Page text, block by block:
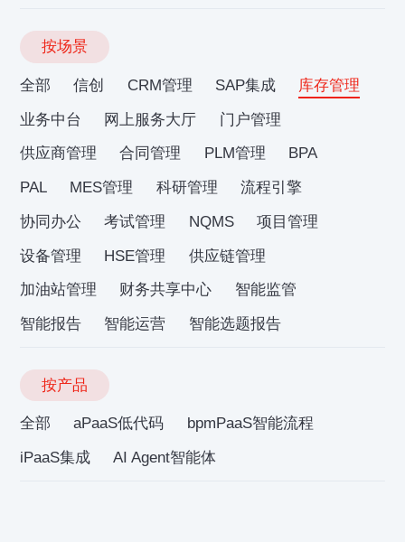
按场景
全部 信创 CRM管理 SAP集成
库存管理
业务中台
网上服务大厅
门户管理
供应商管理
合同管理 PLM管理
BPA
PAL
MES管理 科研管理
流程引擎
协同办公
考试管理 NQMS
项目管理
设备管理
HSE管理
供应链管理
加油站管理
财务共享中心
智能监管
智能报告
智能运营 智能选题报告
按产品
全部 aPaaS低代码
bpmPaaS智能流程
iPaaS集成
AI Agent智能体